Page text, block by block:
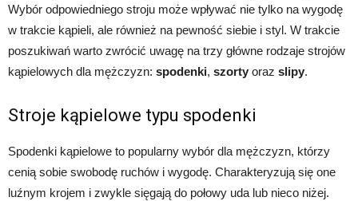
Wybór odpowiedniego stroju może wpływać nie tylko na wygodę
w trakcie kąpieli, ale również na pewność siebie i styl. W trakcie
poszukiwań warto zwrócić uwagę na trzy główne rodzaje strojów
kąpielowych dla mężczyzn: spodenki, szorty oraz slipy.
Stroje kąpielowe typu spodenki
Spodenki kąpielowe to popularny wybór dla mężczyzn, którzy
cenią sobie swobodę ruchów i wygodę. Charakteryzują się one
luźnym krojem i zwykle sięgają do połowy uda lub nieco niżej.